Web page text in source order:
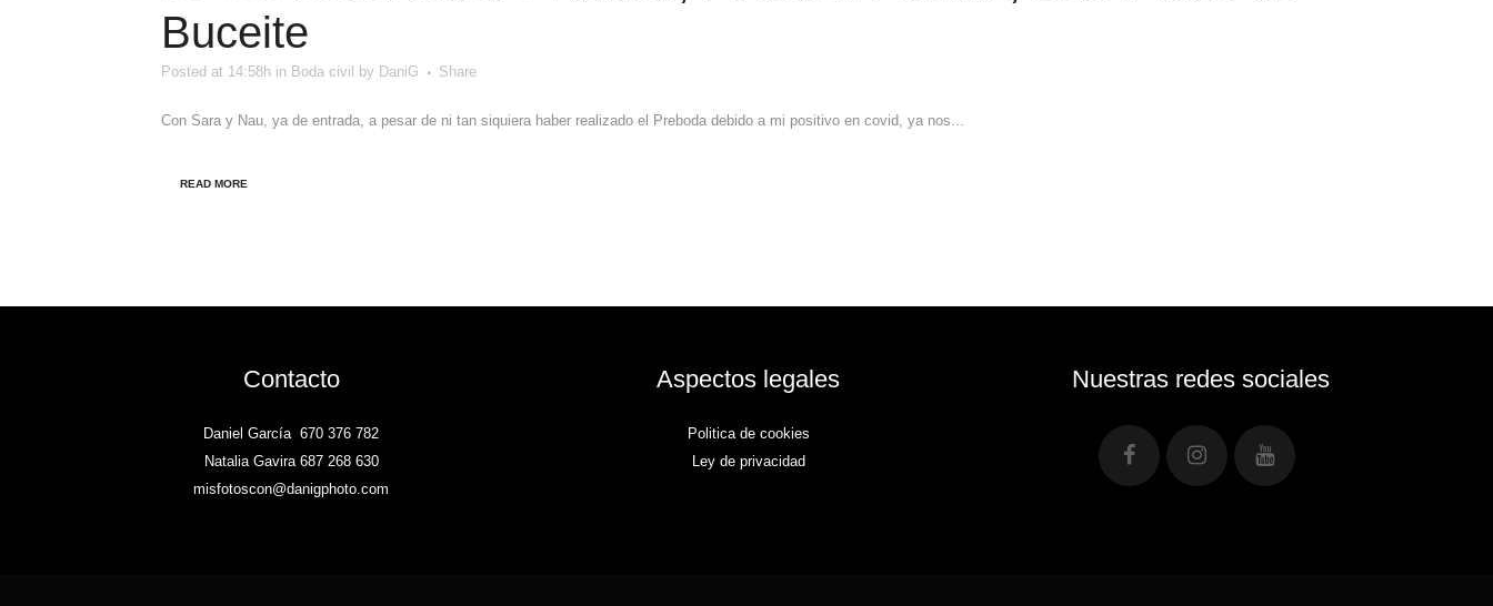
Buceite
Posted at 14:58h in Boda civil by DaniG Share
Con Sara y Nau, ya de entrada, a pesar de ni tan siquiera haber realizado el Preboda debido a mi positivo en covid, ya nos...
READ MORE
Contacto
Daniel García 670 376 782
Natalia Gavira 687 268 630
misfotoscon@danigphoto.com
Aspectos legales
Politica de cookies
Ley de privacidad
Nuestras redes sociales